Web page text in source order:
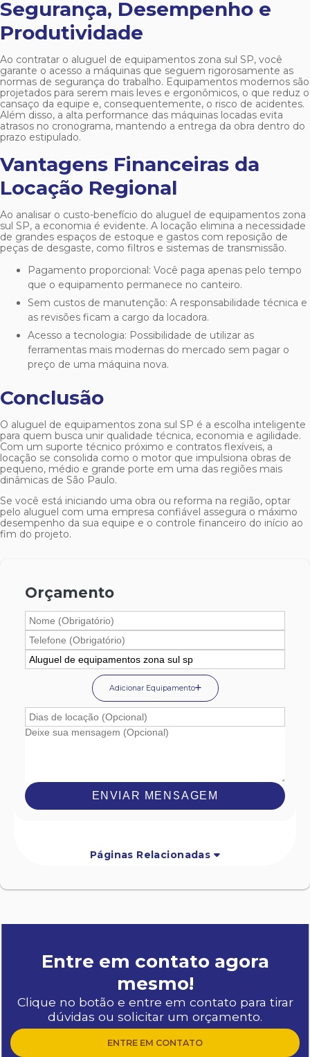
Segurança, Desempenho e
Produtividade
Ao contratar o aluguel de equipamentos zona sul SP, você
garante o acesso a máquinas que seguem rigorosamente as
normas de segurança do trabalho. Equipamentos modernos são
projetados para serem mais leves e ergonômicos, o que reduz o
cansaço da equipe e, consequentemente, o risco de acidentes.
Além disso, a alta performance das máquinas locadas evita
atrasos no cronograma, mantendo a entrega da obra dentro do
prazo estipulado.
Vantagens Financeiras da
Locação Regional
Ao analisar o custo-benefício do aluguel de equipamentos zona
sul SP, a economia é evidente. A locação elimina a necessidade
de grandes espaços de estoque e gastos com reposição de
peças de desgaste, como filtros e sistemas de transmissão.
Pagamento proporcional: Você paga apenas pelo tempo
que o equipamento permanece no canteiro.
Sem custos de manutenção: A responsabilidade técnica e
as revisões ficam a cargo da locadora.
Acesso a tecnologia: Possibilidade de utilizar as
ferramentas mais modernas do mercado sem pagar o
preço de uma máquina nova.
Conclusão
O aluguel de equipamentos zona sul SP é a escolha inteligente
para quem busca unir qualidade técnica, economia e agilidade.
Com um suporte técnico próximo e contratos flexíveis, a
locação se consolida como o motor que impulsiona obras de
pequeno, médio e grande porte em uma das regiões mais
dinâmicas de São Paulo.
Se você está iniciando uma obra ou reforma na região, optar
pelo aluguel com uma empresa confiável assegura o máximo
desempenho da sua equipe e o controle financeiro do início ao
fim do projeto.
Orçamento
Adicionar Equipamento
ENVIAR MENSAGEM
Páginas Relacionadas
Entre em contato agora
mesmo!
Clique no botão e entre em contato para tirar
dúvidas ou solicitar um orçamento.
ENTRE EM CONTATO